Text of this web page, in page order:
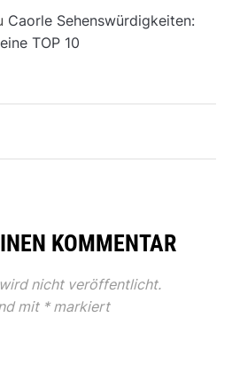
Caorle Sehenswürdigkeiten:
TOP 10
KOMMENTAR
nicht veröffentlicht.
mit *markiert